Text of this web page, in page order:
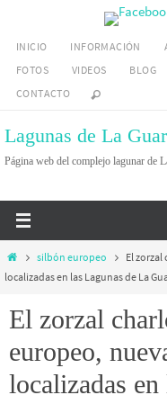
contenido
INICIO INFORMACIÓN
FOTOS
VIDEOS BLOG
CONTACTO
Lagunas de La
Página web del complejo lagunar de
Iniciosilbón europeo
El
localizadas en las Lagunas de La
El zorzal
europeo,
localizadas